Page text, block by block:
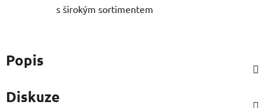
s širokým sortimentem
Popis
Diskuze